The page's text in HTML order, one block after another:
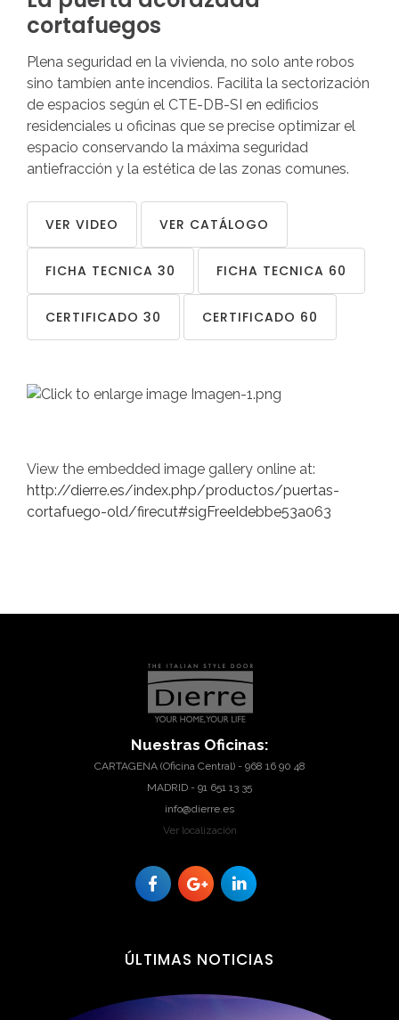
cortafuegos
Plena seguridad en la vivienda, no solo ante robos
sino tambíen ante incendios. Facilita la sectorización
de espacios según el CTE-DB-SI en edificios
residenciales u oficinas que se precise optimizar el
espacio conservando la máxima seguridad
antiefracción y la estética de las zonas comunes.
VER VIDEO VER CATÁLOGO
FICHA TECNICA 30 FICHA TECNICA 60
CERTIFICADO 30 CERTIFICADO 60
View the embedded image gallery online at:
http://dierre.es/index.php/productos/puertas-
cortafuego-old/firecut#sigFreeIdebbe53a063
Nuestras Oficinas:
CARTAGENA (Oficina Central) - 968 16 90 48
MADRID - 91 651 13 35
info@dierre.es
Ver localización
ÚLTIMAS NOTICIAS